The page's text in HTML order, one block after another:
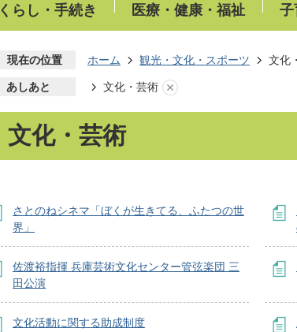
くらし・手続き 医療・健康・福祉 子
現在の位置 ホーム 観光・文化・スポーツ 文化
あしあと 文化・芸術
文化・芸術
さとのねシネマ「ぼくが生きてる、ふたつの世
界」
佐渡裕指揮 兵庫芸術文化センター管弦楽団 三
田公演
文化活動に関する助成制度